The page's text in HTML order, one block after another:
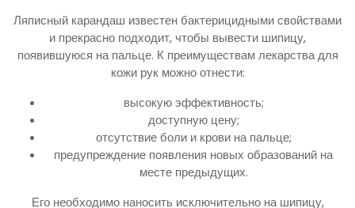
Ляписный карандаш известен бактерицидными свойствами
и прекрасно подходит, чтобы вывести шипицу,
появившуюся на пальце. К преимуществам лекарства для
кожи рук можно отнести:
высокую эффективность;
доступную цену;
отсутствие боли и крови на пальце;
предупреждение появления новых образований на
месте предыдущих.
Его необходимо наносить исключительно на шипицу,